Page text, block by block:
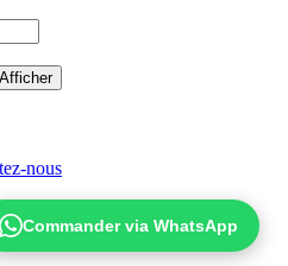
Commander via WhatsApp
Afficher
nous